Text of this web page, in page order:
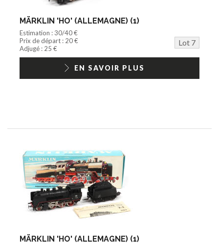
MÄRKLIN 'HO' (ALLEMAGNE) (1)
Estimation : 30/40 €
Prix de départ : 20 €
Lot 7
Adjugé : 25 €
EN SAVOIR PLUS
MÄRKLIN 'HO' (ALLEMAGNE) (1)